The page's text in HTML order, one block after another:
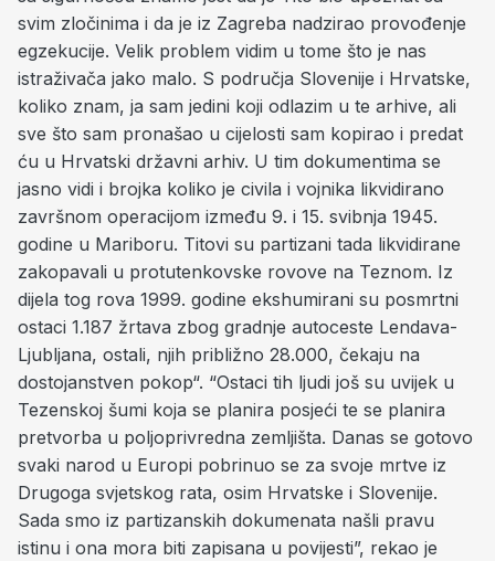
svim zločinima i da je iz Zagreba nadzirao provođenje
egzekucije. Velik problem vidim u tome što je nas
istraživača jako malo. S područja Slovenije i Hrvatske,
koliko znam, ja sam jedini koji odlazim u te arhive, ali
sve što sam pronašao u cijelosti sam kopirao i predat
ću u Hrvatski državni arhiv. U tim dokumentima se
jasno vidi i brojka koliko je civila i vojnika likvidirano
završnom operacijom između 9. i 15. svibnja 1945.
godine u Mariboru. Titovi su partizani tada likvidirane
zakopavali u protutenkovske rovove na Teznom. Iz
dijela tog rova 1999. godine ekshumirani su posmrtni
ostaci 1.187 žrtava zbog gradnje autoceste Lendava-
Ljubljana, ostali, njih približno 28.000, čekaju na
dostojanstven pokop“. “Ostaci tih ljudi još su uvijek u
Tezenskoj šumi koja se planira posjeći te se planira
pretvorba u poljoprivredna zemljišta. Danas se gotovo
svaki narod u Europi pobrinuo se za svoje mrtve iz
Drugoga svjetskog rata, osim Hrvatske i Slovenije.
Sada smo iz partizanskih dokumenata našli pravu
istinu i ona mora biti zapisana u povijesti”, rekao je